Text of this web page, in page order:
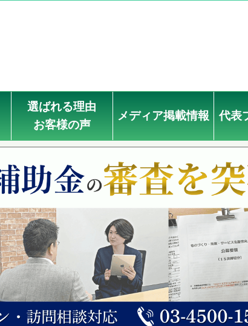
選ばれる理由
お客様の声
メディア掲載情報 代表